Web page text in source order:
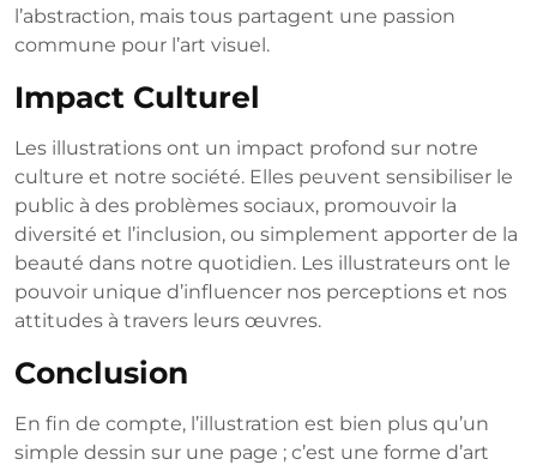
l’abstraction, mais tous partagent une passion
commune pour l’art visuel.
Impact Culturel
Les illustrations ont un impact profond sur notre
culture et notre société. Elles peuvent sensibiliser le
public à des problèmes sociaux, promouvoir la
diversité et l’inclusion, ou simplement apporter de la
beauté dans notre quotidien. Les illustrateurs ont le
pouvoir unique d’influencer nos perceptions et nos
attitudes à travers leurs œuvres.
Conclusion
En fin de compte, l’illustration est bien plus qu’un
simple dessin sur une page ; c’est une forme d’art